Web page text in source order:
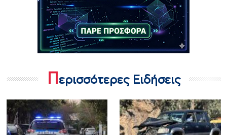
Περισσότερες Ειδήσεις